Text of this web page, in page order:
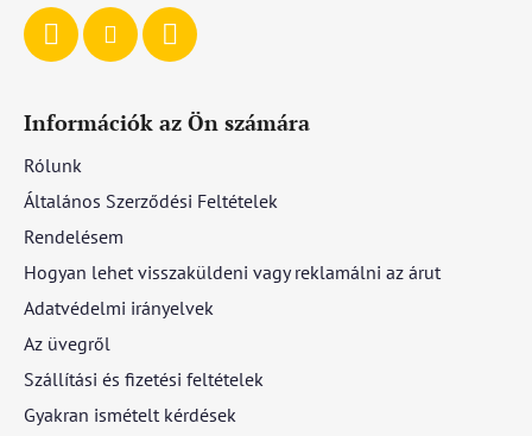
Információk az Ön számára
Rólunk
Általános Szerződési Feltételek
Rendelésem
Hogyan lehet visszaküldeni vagy reklamálni az árut
Adatvédelmi irányelvek
Az üvegről
Szállítási és fizetési feltételek
Gyakran ismételt kérdések